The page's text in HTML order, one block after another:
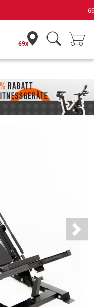
Servicetechnikern
69x
Next